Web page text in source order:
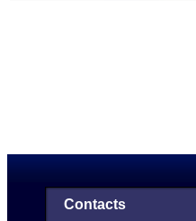
Contacts